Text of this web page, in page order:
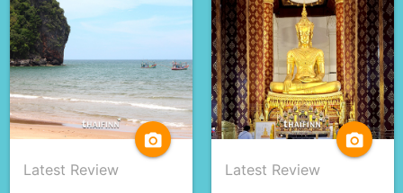
camera_alt
Latest Review
camera_alt
Latest Review